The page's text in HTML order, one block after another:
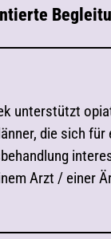
unterstützt
die sich für
Arzt / einer